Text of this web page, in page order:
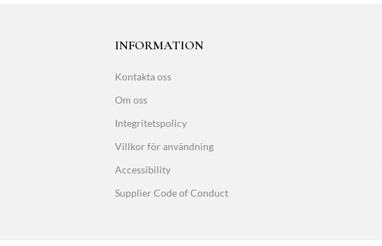
INFORMATION
Kontakta oss
Om oss
Integritetspolicy
Villkor för användning
Accessibility
Supplier Code of Conduct